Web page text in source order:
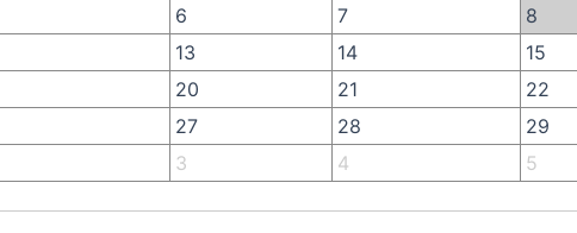
6 7 8
13 14 15
20 21 22
27 28 29
3 4 5